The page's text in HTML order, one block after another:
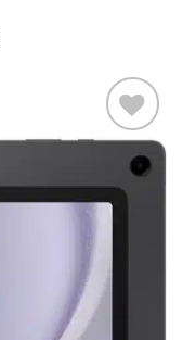
Adicionar
aos meus
desejos